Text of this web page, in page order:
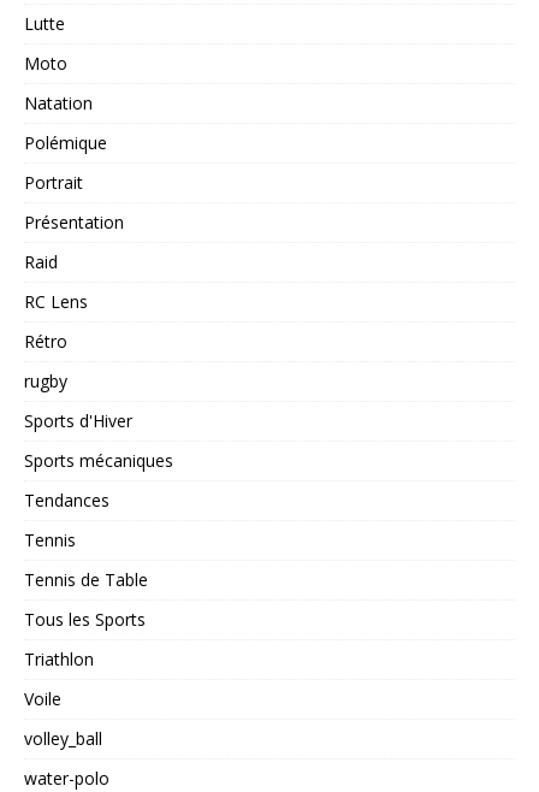
Lutte
Moto
Natation
Polémique
Portrait
Présentation
Raid
RC Lens
Rétro
rugby
Sports d'Hiver
Sports mécaniques
Tendances
Tennis
Tennis de Table
Tous les Sports
Triathlon
Voile
volley_ball
water-polo